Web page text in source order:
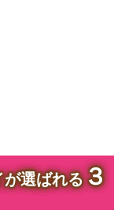
が選ばれる３